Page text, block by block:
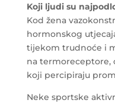
Koji ljudi su
Kod žena
hormonskog
tijekom trudnoće i
na termoreceptore,
koji percipiraju
Neke sportske